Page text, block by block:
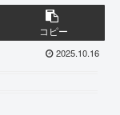
コピー
2025.10.16